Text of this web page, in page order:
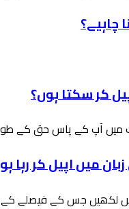
چاہیے؟
کر سکتا ہوں؟
میں آپ کے پاس حق کے
میں اپیل کر رہا
لکھیں جس کے فیصلے کے